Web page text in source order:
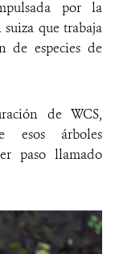
por la
que trabaja
de especies de
de WCS,
esos árboles
paso llamado